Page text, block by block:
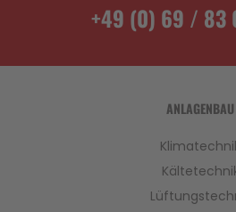
+49 (0) 69 / 83
ANLAGENBAU